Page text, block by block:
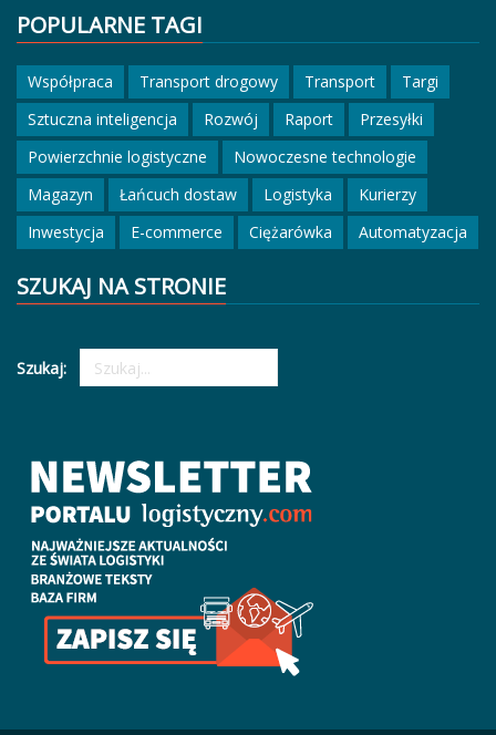
POPULARNE TAGI
Współpraca Transport drogowy Transport
Targi
Sztuczna inteligencja
Rozwój Raport
Przesyłki
Powierzchnie logistyczne
Nowoczesne technologie
Magazyn
Łańcuch dostaw Logistyka
Kurierzy
Inwestycja
E-commerce Ciężarówka Automatyzacja
SZUKAJ NA STRONIE
Szukaj: